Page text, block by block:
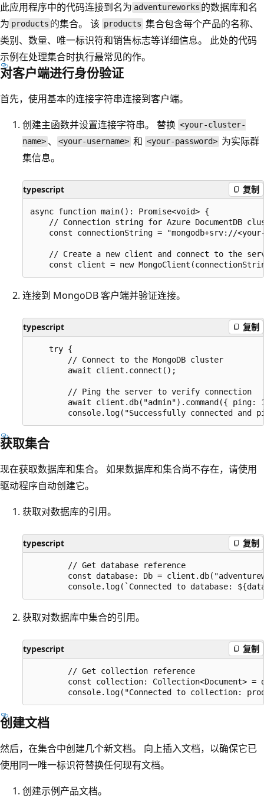
此应用程序中的代码连接到名为 adventureworks 的数据库和名
为 products 的集合。 该 products 集合包含每个产品的名称、
类别、数量、唯一标识符和销售标志等详细信息。 此处的代码
示例在处理集合时执行最常见的作。
对客户端进行身份验证
首先，使用基本的连接字符串连接到客户端。
创建主函数并设置连接字符串。 替换 <your-cluster-
name> 、 <your-username> 和 <your-password> 为实际群
集信息。
typescript 复制
async function main(): Promise<void> {
// Connection string for Azure DocumentDB
const connectionString = "mongodb+srv://
// Create a new client and connect to the
连接到 MongoDB 客户端并验证连接。
typescript 复制
    try {
        // Connect to the MongoDB cluster
        await client.connect();
        // Ping the server to verify connection
await client.db("admin").command({ ping:
获取集合
现在获取数据库和集合。 如果数据库和集合尚不存在，请使用
驱动程序自动创建它。
获取对数据库的引用。
typescript 复制
        // Get database reference
const database: Db =
获取对数据库中集合的引用。
typescript 复制
        // Get collection reference
const collection: Collection<Document> =
创建文档
然后，在集合中创建几个新文档。 向上插入文档，以确保它已
使用同一唯一标识符替换任何现有文档。
创建示例产品文档。